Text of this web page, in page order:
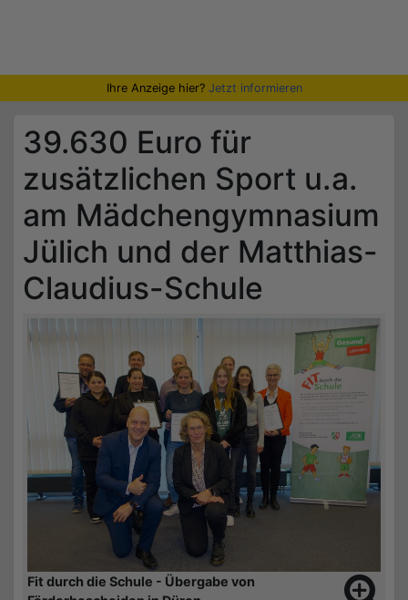
Ihre Anzeige hier? Jetzt informieren
39.630 Euro für
zusätzlichen Sport u.a.
am Mädchengymnasium
Jülich und der Matthias-
Claudius-Schule
Fit durch die Schule - Übergabe von